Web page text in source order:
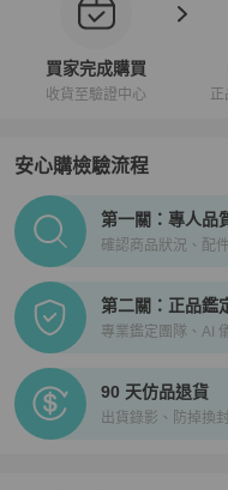
買家完成購買
收貨至驗證中心 正
安心購檢驗流程
PopChill拍拍圈正品驗證
第一關：專人品
確認商品狀況、配
第二關：正品鑑
專業鑑定團隊、AI
90 天仿品退貨
出貨錄影、防掉換